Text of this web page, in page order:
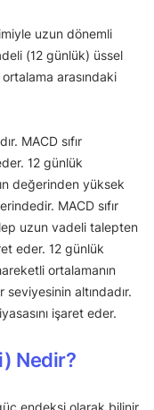
uzun dönemli
(12 günlük) üssel
arasındaki
MACD sıfır
12 günlük
değerinden yüksek
MACD sıfır
uzun vadeli talepten
eder. 12 günlük
ortalamanın
altındadır.
işaret eder.
Nedir?